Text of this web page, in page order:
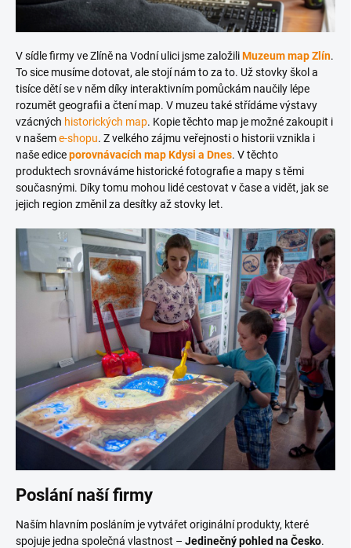
V sídle firmy ve Zlíně na Vodní ulici jsme založiliMuzeum map Zlín.
To sice musíme dotovat, ale stojí nám to za to. Už stovky škol a
tisíce dětí se v něm díky interaktivním pomůckám naučily lépe
rozumět geografii a čtení map. V muzeu také střídáme výstavy
vzácných historických map. Kopie těchto map je možné zakoupit i
v našeme-shopu. Z velkého zájmu veřejnosti o historii vznikla i
naše ediceporovnávacích map Kdysi a Dnes. V těchto
produktech srovnáváme historické fotografie a mapy s těmi
současnými. Díky tomu mohou lidé cestovat v čase a vidět, jak se
jejich region změnil za desítky až stovky let.
Poslání naší firmy
Naším hlavním posláním je vytvářet originální produkty, které
spojuje jedna společná vlastnost – Jedinečný pohled na Česko.